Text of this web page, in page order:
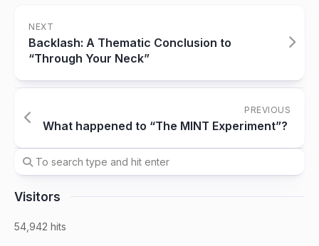
NEXT
Backlash: A Thematic Conclusion to
“Through Your Neck”
PREVIOUS
What happened to “The MINT Experiment”?
Visitors
54,942 hits